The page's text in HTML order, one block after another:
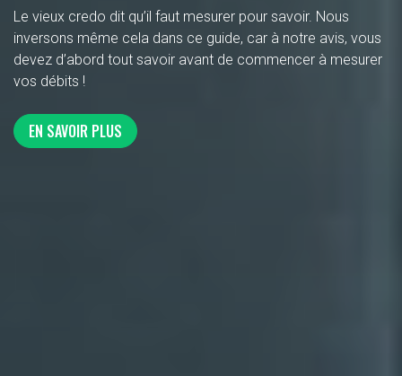
Le vieux credo dit qu’il faut mesurer pour savoir. Nous
inversons même cela dans ce guide, car à notre avis, vous
devez d’abord tout savoir avant de commencer à mesurer
vos débits !
EN SAVOIR PLUS